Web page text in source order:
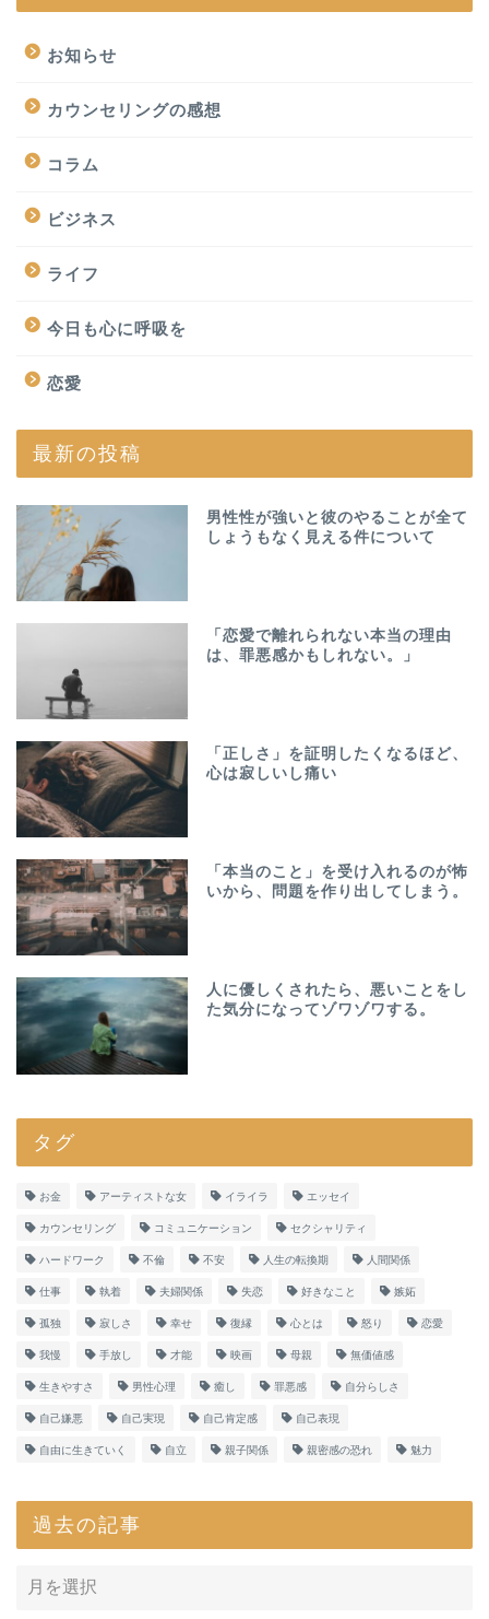
お知らせ
カウンセリングの感想
コラム
ビジネス
ライフ
今日も心に呼吸を
恋愛
最新の投稿
男性性が強いと彼のやることが全て
しょうもなく見える件について
「恋愛で離れられない本当の理由
は、罪悪感かもしれない。」
「正しさ」を証明したくなるほど、
心は寂しいし痛い
「本当のこと」を受け入れるのが怖
いから、問題を作り出してしまう。
人に優しくされたら、悪いことをし
た気分になってゾワゾワする。
タグ
お金 アーティストな女 イライラ エッセイ
カウンセリング コミュニケーション セクシャリティ
ハードワーク 不倫 不安 人生の転換期 人間関係
仕事 執着 夫婦関係 失恋 好きなこと 嫉妬
孤独 寂しさ 幸せ 復縁 心とは 怒り 恋愛
我慢 手放し 才能 映画 母親 無価値感
生きやすさ 男性心理 癒し 罪悪感 自分らしさ
自己嫌悪 自己実現 自己肯定感 自己表現
自由に生きていく 自立 親子関係 親密感の恐れ 魅力
過去の記事